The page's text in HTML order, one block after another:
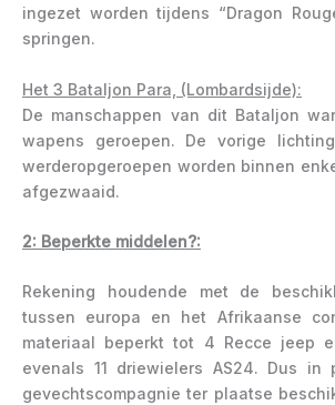
ingezet worden tijdens “Dragon
springen.
Het 3 Bataljon Para, (Lombardsijde):
De manschappen van dit Bataljon
wapens geroepen. De vorige
werderopgeroepen worden binnen
afgezwaaid.
2: Beperkte middelen?:
Rekening houdende met de
tussen europa en het Afrikaanse
materiaal beperkt tot 4 Recce jeep
evenals 11 driewielers AS24. Dus in
gevechtscompagnie ter plaatse